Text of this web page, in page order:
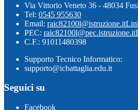
Via Vittorio Veneto 36 - 48034
Tel: 0545 955630
Email: raic82100l@istruzione.it
PEC: raic82100l@pec.istruzione.it
C.F.: 91011480398
Supporto Tecnico Informatico:
supporto@icbattaglia.edu.it
Seguici su
Facebook